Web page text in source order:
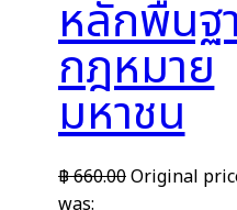
หลักพื้นฐ
กฎหมาย
มหาชน
฿660.00Original